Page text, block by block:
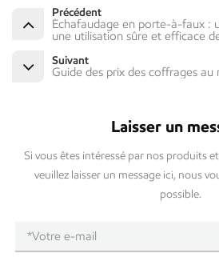
Précédent
Échafaudage en porte-à-faux :
une utilisation sûre et efficace
Suivant
Guide des prix des coffrages au
Laisser un
Si vous êtes intéressé par nos produits
veuillez laisser un message ici, nous
possible.